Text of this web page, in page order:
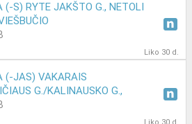
(-S) RYTE JAKŠTO G., NETOLI
Liko 30 d.
(-JAS) VAKARAIS
G./KALINAUSKO G.,